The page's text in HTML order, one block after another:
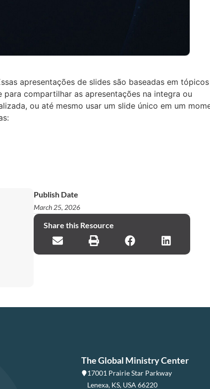
apresentações de slides são baseadas em
compartilhar as apresentações na integra ou
ou até mesmo usar um slide único em um
Publish Date
March 25, 2026
Share this Resource
The Global Ministry Center
17001 Prairie Star Parkway
Lenexa, KS, USA 66220